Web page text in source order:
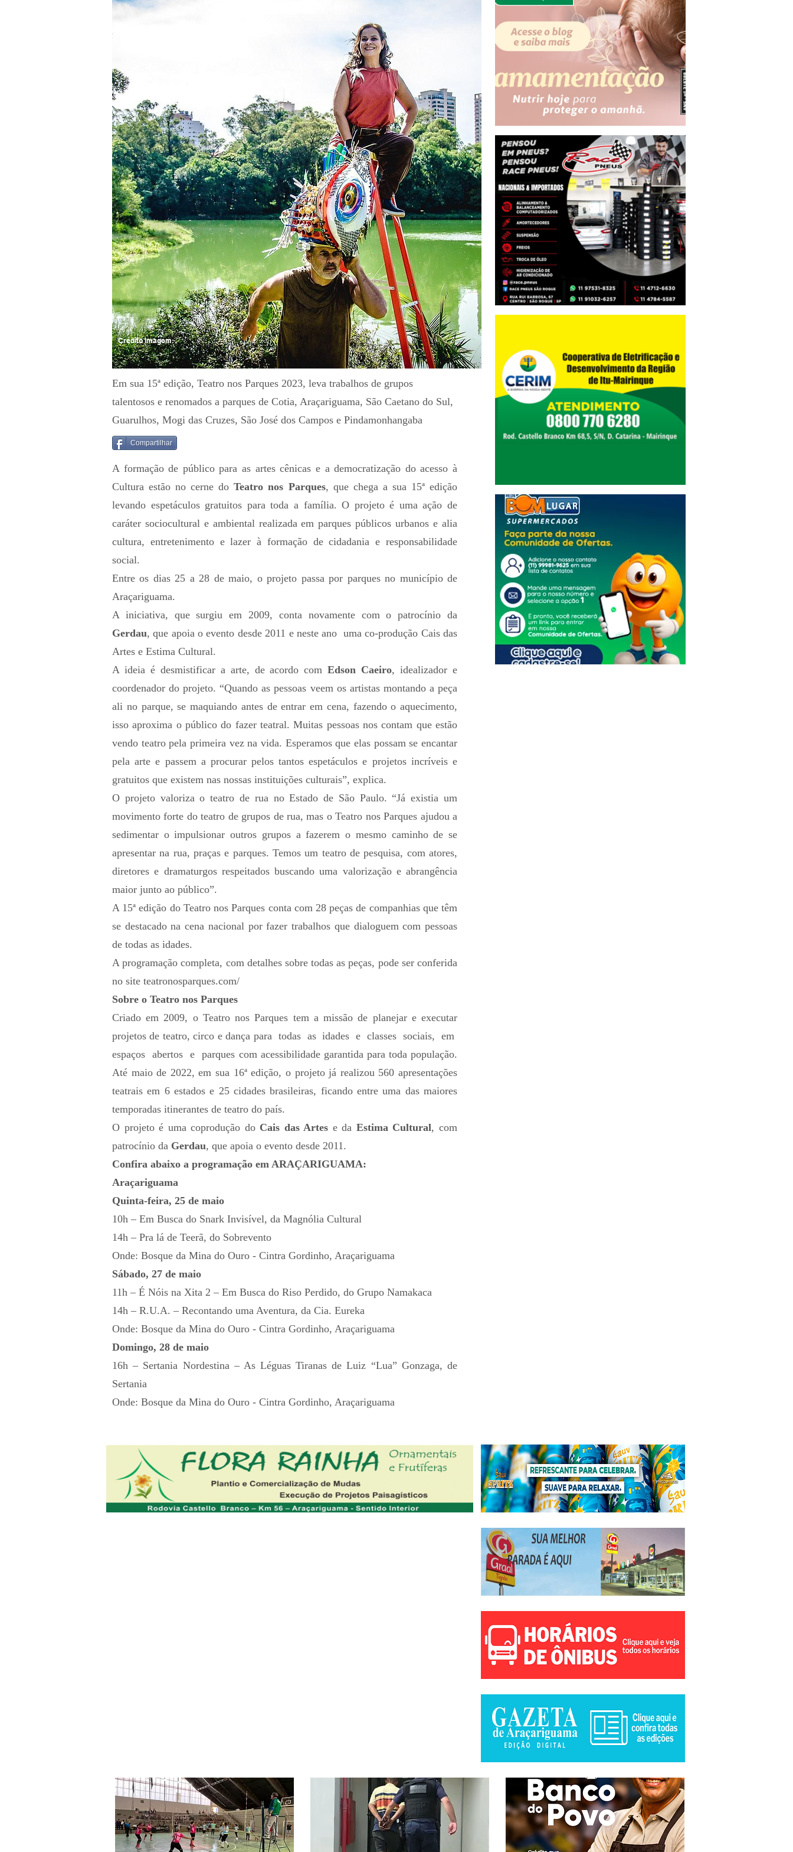
Crédito Imagem:
Em sua 15ª edição, Teatro nos Parques 2023, leva trabalhos de grupos
talentosos e renomados a parques de Cotia, Araçariguama, São Caetano do Sul,
Guarulhos, Mogi das Cruzes, São José dos Campos e Pindamonhangaba
Compartilhar
A formação de público para as artes cênicas e a democratização do acesso à
Cultura estão no cerne doTeatro nos Parques, que chega a sua 15ª edição
levando espetáculos gratuitos para toda a família. O projeto é uma ação de
caráter sociocultural e ambiental realizada em parques públicos urbanos e alia
cultura, entretenimento e lazer à formação de cidadania e responsabilidade
social.
Entre os dias 25 a 28 de maio, o projeto passa por parques no município de
Araçariguama.
A iniciativa, que surgiu em 2009, conta novamente com o patrocínio da
Gerdau, que apoia o evento desde 2011 e neste ano uma co-produção Cais das
Artes e Estima Cultural.
A ideia é desmistificar a arte, de acordo comEdson Caeiro, idealizador e
coordenador do projeto. “Quando as pessoas veem os artistas montando a peça
ali no parque, se maquiando antes de entrar em cena, fazendo o aquecimento,
isso aproxima o público do fazer teatral. Muitas pessoas nos contam que estão
vendo teatro pela primeira vez na vida. Esperamos que elas possam se encantar
pela arte e passem a procurar pelos tantos espetáculos e projetos incríveis e
gratuitos que existem nas nossas instituições culturais”, explica.
O projeto valoriza o teatro de rua no Estado de São Paulo. “Já existia um
movimento forte do teatro de grupos de rua, mas o Teatro nos Parques ajudou a
sedimentar o impulsionar outros grupos a fazerem o mesmo caminho de se
apresentar na rua, praças e parques. Temos um teatro de pesquisa, com atores,
diretores e dramaturgos respeitados buscando uma valorização e abrangência
maior junto ao público”.
A 15ª edição do Teatro nos Parques conta com 28 peças de companhias que têm
se destacado na cena nacional por fazer trabalhos que dialoguem com pessoas
de todas as idades.
A programação completa, com detalhes sobre todas as peças, pode ser conferida
no site teatronosparques.com/
Sobre o Teatro nos Parques
Criado em 2009, o Teatro nos Parques tem a missão de planejar e executar
projetos de teatro, circo e dança para todas as idades e classes sociais, em
espaços abertos e parques com acessibilidade garantida para toda população.
Até maio de 2022, em sua 16ª edição, o projeto já realizou 560 apresentações
teatrais em 6 estados e 25 cidades brasileiras, ficando entre uma das maiores
temporadas itinerantes de teatro do país.
O projeto é uma coprodução do Cais das Artes e da Estima Cultural, com
patrocínio da Gerdau, que apoia o evento desde 2011.
Confira abaixo a programação em ARAÇARIGUAMA:
Araçariguama
Quinta-feira, 25 de maio
10h – Em Busca do Snark Invisível, da Magnólia Cultural
14h – Pra lá de Teerã, do Sobrevento
Onde: Bosque da Mina do Ouro - Cintra Gordinho, Araçariguama
Sábado, 27 de maio
11h – É Nóis na Xita 2 – Em Busca do Riso Perdido, do Grupo Namakaca
14h – R.U.A. – Recontando uma Aventura, da Cia. Eureka
Onde: Bosque da Mina do Ouro - Cintra Gordinho, Araçariguama
Domingo, 28 de maio
16h – Sertania Nordestina – As Léguas Tiranas de Luiz “Lua” Gonzaga, de
Sertania
Onde: Bosque da Mina do Ouro - Cintra Gordinho, Araçariguama